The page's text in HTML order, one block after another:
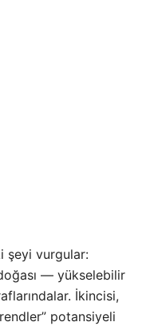
şeyi vurgular:
— yükselebilir
İkincisi,
potansiyeli